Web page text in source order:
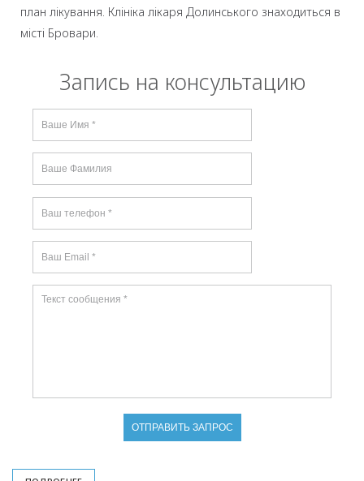
план лікування. Клініка лікаря Долинського знаходиться в
місті Бровари.
Запись на консультацию